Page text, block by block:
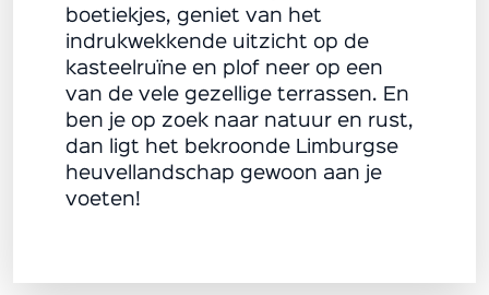
boetiekjes, geniet van het
indrukwekkende uitzicht op de
kasteelruïne en plof neer op een
van de vele gezellige terrassen. En
ben je op zoek naar natuur en rust,
dan ligt het bekroonde Limburgse
heuvellandschap gewoon aan je
voeten!